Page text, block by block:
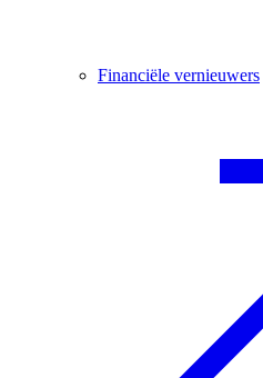
Financiële vernieuwers